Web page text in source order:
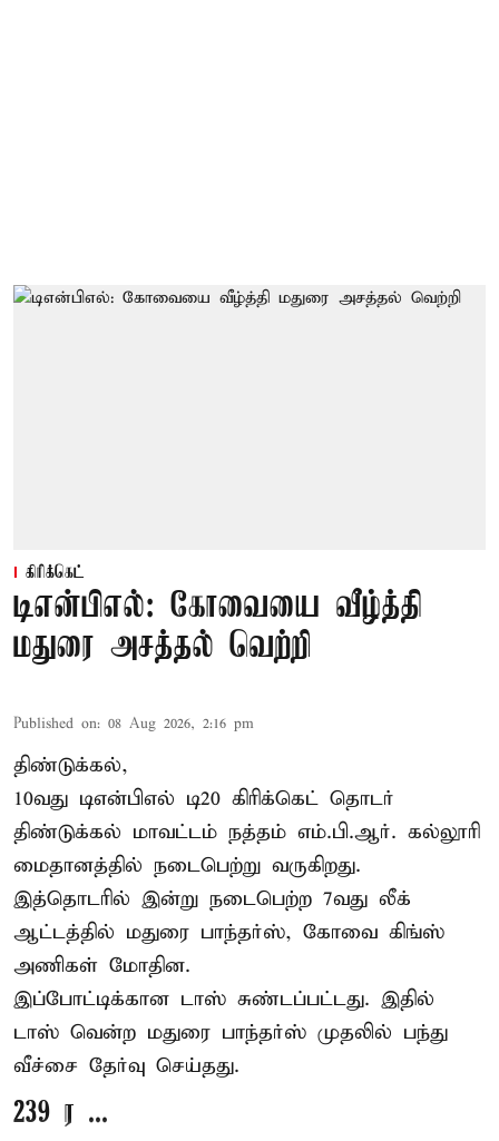
கிரிக்கெட்
டிஎன்பிஎல்: கோவையை வீழ்த்தி
மதுரை அசத்தல் வெற்றி
Published on: 08 Aug 2026, 2:16 pm
திண்டுக்கல்,
10வது டிஎன்பிஎல் டி20 கிரிக்கெட் தொடர்
திண்டுக்கல் மாவட்டம் நத்தம் எம்.பி.ஆர். கல்லூரி
மைதானத்தில் நடைபெற்று வருகிறது.
இத்தொடரில் இன்று நடைபெற்ற 7வது லீக்
ஆட்டத்தில் மதுரை பாந்தர்ஸ், கோவை கிங்ஸ்
அணிகள் மோதின.
இப்போட்டிக்கான டாஸ் சுண்டப்பட்டது. இதில்
டாஸ் வென்ற மதுரை பாந்தர்ஸ் முதலில் பந்து
வீச்சை தேர்வு செய்தது.
239 ர ...